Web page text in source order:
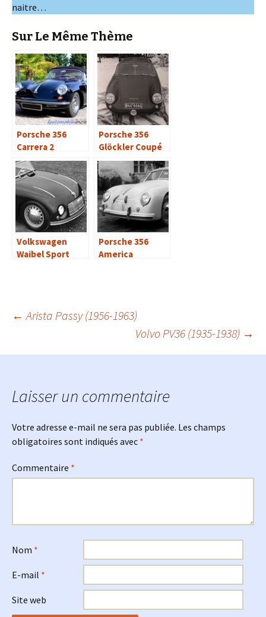
naitre…
Sur Le Même Thème
Porsche 356
Carrera 2
Cabriolet – 1962
Porsche 356
Glöckler Coupé
(1954)
Volkswagen
Waibel Sport
Porsche 356
America
Navigation
des
articles
← Arista Passy (1956-1963)
Volvo PV36 (1935-1938) →
Laisser un commentaire
Votre adresse e-mail ne sera pas publiée. Les champs
obligatoires sont indiqués avec *
Commentaire *
Nom *
E-mail *
Site web